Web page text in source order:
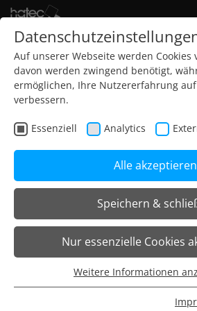
Leuchten
LED
LED
Auf unserer Webseite werden Cookies
davon werden zwingend benötigt,
ermöglichen, Ihre Nutzererfahrung
verbessern.
Essenziell Analytics
Alle akzeptieren
Speichern &
Nur essenzielle Cookies
Essenziell
Essenzielle Cookies werden für
Weitere Informationen